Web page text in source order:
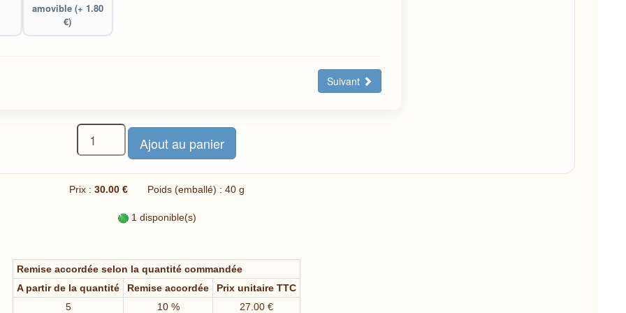
amovible (+ 1.80
€)
Suivant
Prix : 30.00 € Poids (emballé) : 40 g
1 disponible(s)
Remise accordée selon la quantité commandée
A partir de la quantité
Remise accordée
Prix unitaire TTC
5
10 % 27.00 €